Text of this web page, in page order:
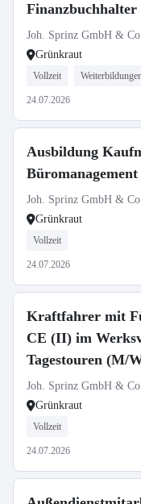
Joh. Sprinz GmbH &
Grünkraut
Vollzeit
24.07.2026
Ausbildung
Joh. Sprinz GmbH &
Grünkraut
Vollzeit
24.07.2026
Kraftfahrer mit
CE (II) im
Tagestouren (M/
Joh. Sprinz GmbH &
Grünkraut
Vollzeit
24.07.2026